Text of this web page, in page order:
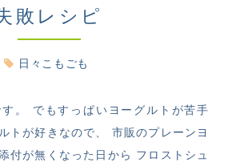
敗レシピ
日々こもごも
。 でもすっぱいヨーグルトが苦手
トが好きなので、 市販のプレーンヨ
付が無くなった日から フロストシュ